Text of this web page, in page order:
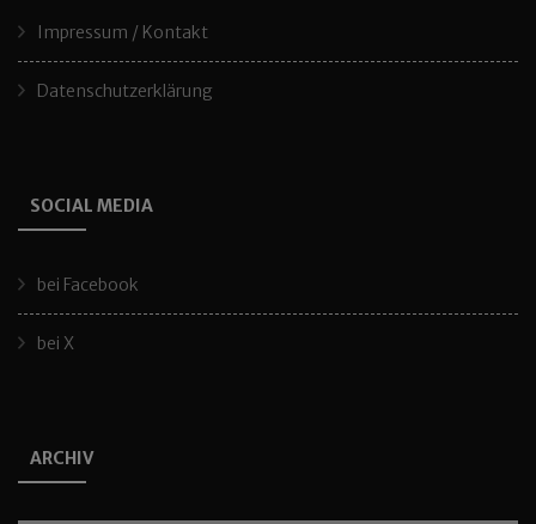
Impressum / Kontakt
Datenschutzerklärung
SOCIAL MEDIA
bei Facebook
bei X
ARCHIV